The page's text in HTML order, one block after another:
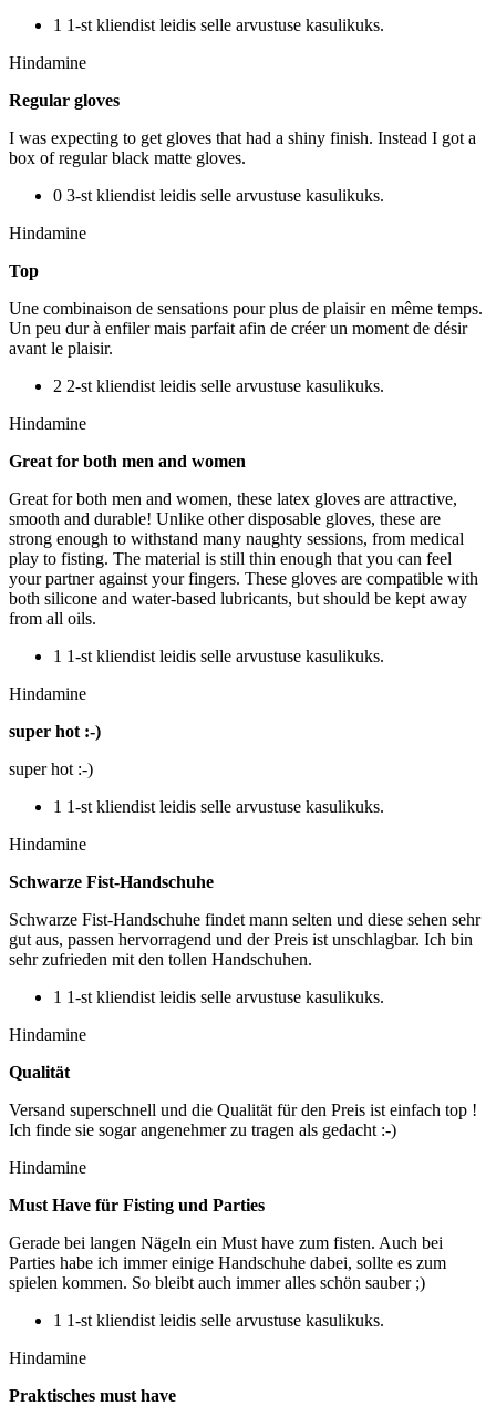
1 1-st kliendist leidis selle arvustuse kasulikuks.
Hindamine
Regular gloves
I was expecting to get gloves that had a shiny finish. Instead I got a
box of regular black matte gloves.
0 3-st kliendist leidis selle arvustuse kasulikuks.
Hindamine
Top
Une combinaison de sensations pour plus de plaisir en même temps.
Un peu dur à enfiler mais parfait afin de créer un moment de désir
avant le plaisir.
2 2-st kliendist leidis selle arvustuse kasulikuks.
Hindamine
Great for both men and women
Great for both men and women, these latex gloves are attractive,
smooth and durable! Unlike other disposable gloves, these are
strong enough to withstand many naughty sessions, from medical
play to fisting. The material is still thin enough that you can feel
your partner against your fingers. These gloves are compatible with
both silicone and water-based lubricants, but should be kept away
from all oils.
1 1-st kliendist leidis selle arvustuse kasulikuks.
Hindamine
super hot :-)
super hot :-)
1 1-st kliendist leidis selle arvustuse kasulikuks.
Hindamine
Schwarze Fist-Handschuhe
Schwarze Fist-Handschuhe findet mann selten und diese sehen sehr
gut aus, passen hervorragend und der Preis ist unschlagbar. Ich bin
sehr zufrieden mit den tollen Handschuhen.
1 1-st kliendist leidis selle arvustuse kasulikuks.
Hindamine
Qualität
Versand superschnell und die Qualität für den Preis ist einfach top !
Ich finde sie sogar angenehmer zu tragen als gedacht :-)
Hindamine
Must Have für Fisting und Parties
Gerade bei langen Nägeln ein Must have zum fisten. Auch bei
Parties habe ich immer einige Handschuhe dabei, sollte es zum
spielen kommen. So bleibt auch immer alles schön sauber ;)
1 1-st kliendist leidis selle arvustuse kasulikuks.
Hindamine
Praktisches must have